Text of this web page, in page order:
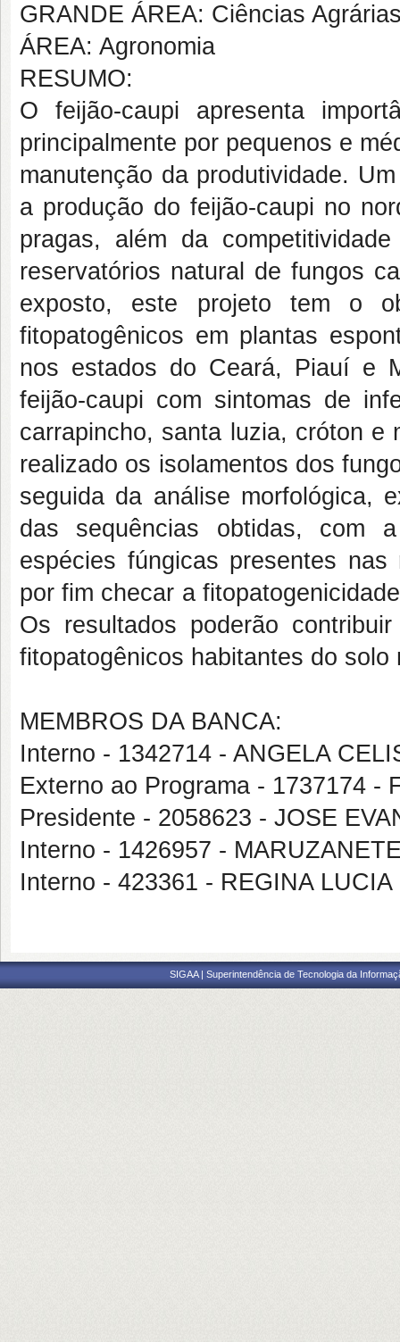
GRANDE ÁREA: Ciências
ÁREA: Agronomia
RESUMO:
O feijão-caupi apresenta
principalmente por pequenos e
manutenção da produtividade.
a produção do feijão-caupi no
pragas, além da
reservatórios natural de fungos
exposto, este projeto tem o
fitopatogênicos em plantas
nos estados do Ceará, Piauí e
feijão-caupi com sintomas de
carrapincho, santa luzia, cróton e
realizado os isolamentos dos
seguida da análise morfológica,
das sequências obtidas, com
espécies fúngicas presentes
por fim checar a
Os resultados poderão
fitopatogênicos habitantes do
MEMBROS DA BANCA:
Interno - 1342714 - ANGELA
Externo ao Programa - 1737174 -
Presidente - 2058623 - JOSE
Interno - 1426957 -
Interno - 423361 - REGINA
SIGAA | Superintendência de Tecnologia da